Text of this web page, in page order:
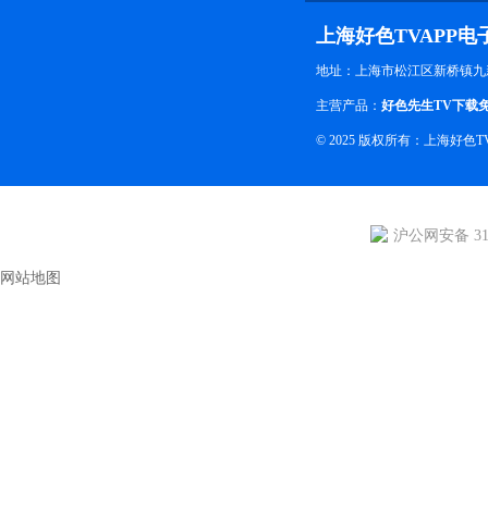
上海好色TVAPP
地址：上海市松江区新桥镇
主营产品： 好色先生TV下载
© 2025 版权所有：上海好
沪公网安备
网站地图